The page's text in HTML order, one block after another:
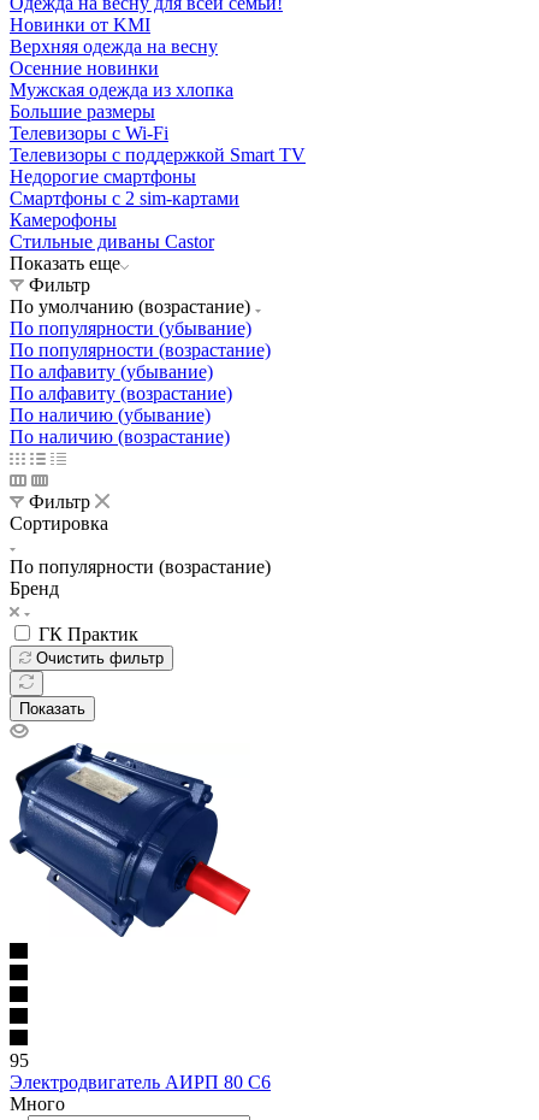
Новинки от KMI
Верхняя одежда на весну
Осенние новинки
Мужская одежда из хлопка
Большие размеры
Телевизоры с Wi-Fi
Телевизоры с поддержкой Smart TV
Недорогие смартфоны
Смартфоны с 2 sim-картами
Камерофоны
Стильные диваны Castor
Показать еще
Фильтр
По умолчанию (возрастание)
По популярности (убывание)
По популярности (возрастание)
По алфавиту (убывание)
По алфавиту (возрастание)
По наличию (убывание)
По наличию (возрастание)
Фильтр
Сортировка
По популярности (возрастание)
Бренд
ГК Практик
Очистить фильтр
Показать
95
Электродвигатель АИРП 80 С6
Много